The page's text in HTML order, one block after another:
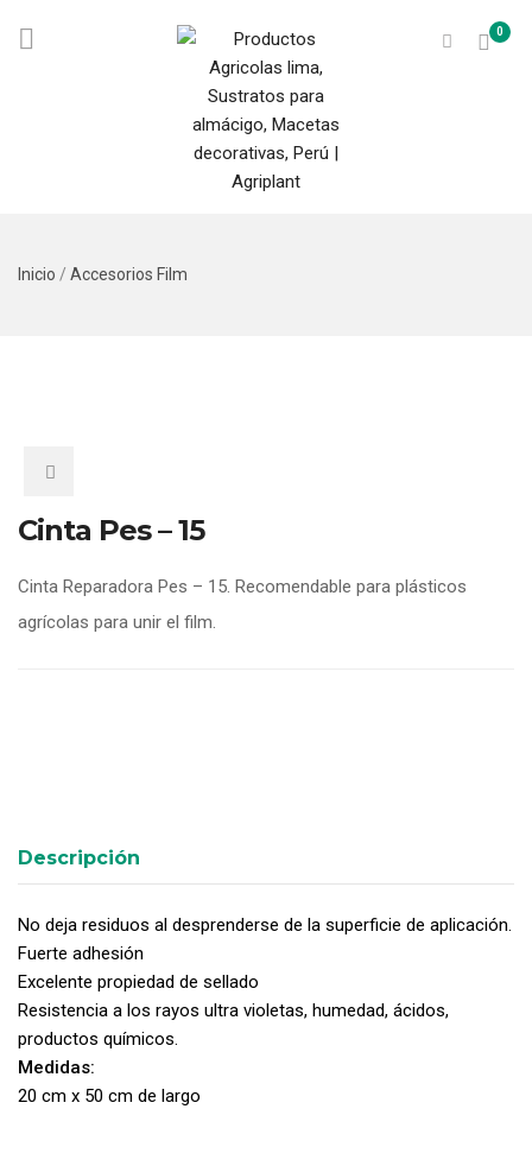
0
Inicio / Accesorios Film
Cinta Pes – 15
Cinta Reparadora Pes – 15. Recomendable para plásticos
agrícolas para unir el film.
Descripción
No deja residuos al desprenderse de la superficie de aplicación.
Fuerte adhesión
Excelente propiedad de sellado
Resistencia a los rayos ultra violetas, humedad, ácidos,
productos químicos.
Medidas:
20 cm x 50 cm de largo